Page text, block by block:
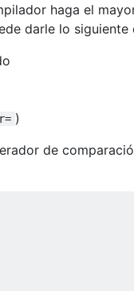
haga el
darle lo
)
de